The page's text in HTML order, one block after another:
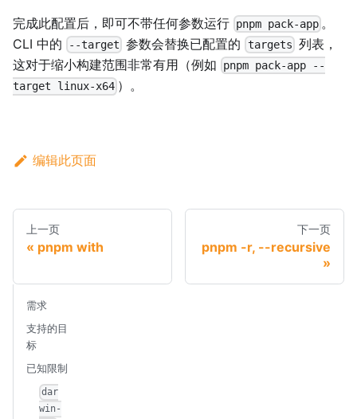
完成此配置后，即可不带任何参数运行 pnpm pack-app 。
CLI 中的
--target 参数会替换已配置的 targets 列表，
这对于缩小构建范围非常有用（例如
pnpm pack-app --
target linux-x64 ）。
编辑此页面
上一页
pnpm with
下一页
pnpm -r, --recursive
需求
支持的目
标
已知限制
dar
win-